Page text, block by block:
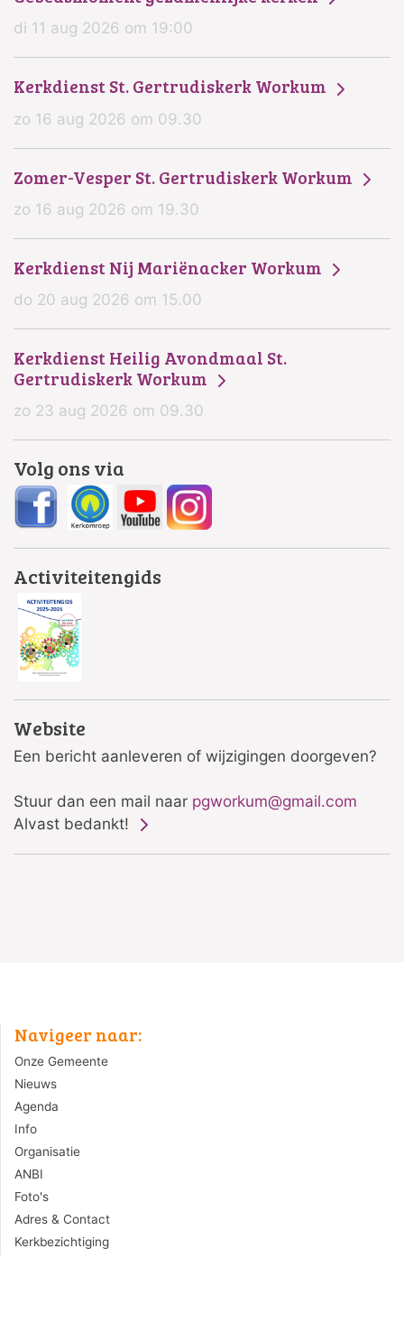
di 11 aug 2026 om 19:00
Kerkdienst St. Gertrudiskerk Workum
zo 16 aug 2026 om 09.30
Zomer-Vesper St. Gertrudiskerk Workum
zo 16 aug 2026 om 19.30
Kerkdienst Nij Mariënacker Workum
do 20 aug 2026 om 15.00
Kerkdienst Heilig Avondmaal St.
Gertrudiskerk Workum
zo 23 aug 2026 om 09.30
Volg ons via
Activiteitengids
Website
Een bericht aanleveren of wijzigingen doorgeven?
Stuur dan een mail naar pgworkum@gmail.com
Alvast bedankt!
Navigeer naar:
Onze Gemeente
Nieuws
Agenda
Info
Organisatie
ANBI
Foto's
Adres & Contact
Kerkbezichtiging